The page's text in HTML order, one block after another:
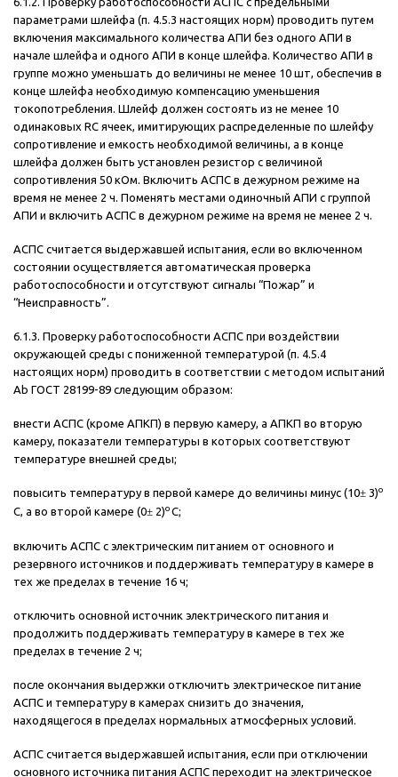
параметрами шлейфа (п. 4.5.3 настоящих норм) проводить путем
включения максимального количества АПИ без одного АПИ в
начале шлейфа и одного АПИ в конце шлейфа. Количество АПИ в
группе можно уменьшать до величины не менее 10 шт, обеспечив в
конце шлейфа необходимую компенсацию уменьшения
токопотребления. Шлейф должен состоять из не менее 10
одинаковых RC ячеек, имитирующих распределенные по шлейфу
сопротивление и емкость необходимой величины, а в конце
шлейфа должен быть установлен резистор с величиной
сопротивления 50 кОм. Включить АСПС в дежурном режиме на
время не менее 2 ч. Поменять местами одиночный АПИ с группой
АПИ и включить АСПС в дежурном режиме на время не менее 2 ч.
АСПС считается выдержавшей испытания, если во включенном
состоянии осуществляется автоматическая проверка
работоспособности и отсутствуют сигналы “Пожар” и
“Неисправность”.
6.1.3. Проверку работоспособности АСПС при воздействии
окружающей среды с пониженной температурой (п. 4.5.4
настоящих норм) проводить в соответствии с методом испытаний
Аb ГОСТ 28199-89 следующим образом:
внести АСПС (кроме АПКП) в первую камеру, а АПКП во вторую
камеру, показатели температуры в которых соответствуют
температуре внешней среды;
повысить температуру в первой камере до величины минус (10± 3)о
С, а во второй камере (0± 2)оС;
включить АСПС с электрическим питанием от основного и
резервного источников и поддерживать температуру в камере в
тех же пределах в течение 16 ч;
отключить основной источник электрического питания и
продолжить поддерживать температуру в камере в тех же
пределах в течение 2 ч;
после окончания выдержки отключить электрическое питание
АСПС и температуру в камерах снизить до значения,
находящегося в пределах нормальных атмосферных условий.
АСПС считается выдержавшей испытания, если при отключении
основного источника питания АСПС переходит на электрическое